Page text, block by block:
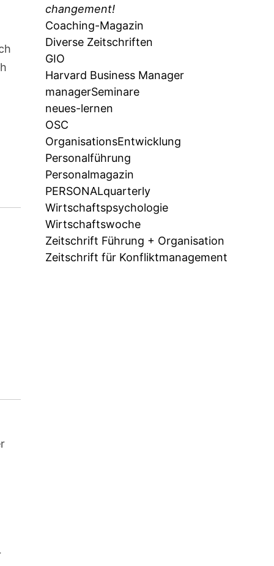
changement!
Coaching-Magazin
Diverse Zeitschriften
GIO
Harvard Business Manager
managerSeminare
neues-lernen
OSC
OrganisationsEntwicklung
Personalführung
Personalmagazin
PERSONALquarterly
Wirtschaftspsychologie
Wirtschaftswoche
Zeitschrift Führung + Organisation
Zeitschrift für Konfliktmanagement